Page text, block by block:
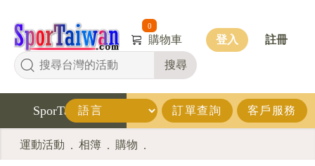
搜尋
0
購物車 登入 註冊
SporTaiwan 訂單查詢 客戶服務
運動活動 . 相簿 . 購物 .